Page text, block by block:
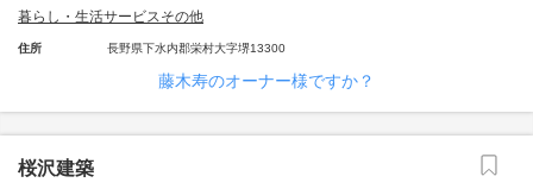
暮らし・生活サービスその他
住所 長野県下水内郡栄村大字堺13300
藤木寿のオーナー様ですか？
桜沢建築